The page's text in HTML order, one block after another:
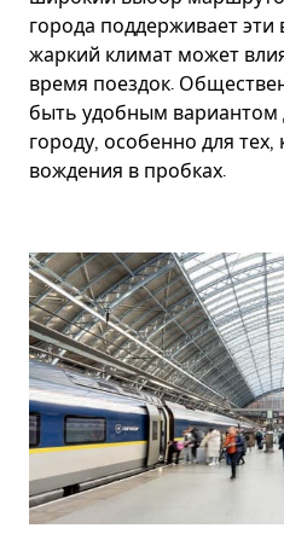
города поддерживает эти
жаркий климат может
время поездок.
быть удобным вариантом
городу, особенно для тех,
вождения в пробках.